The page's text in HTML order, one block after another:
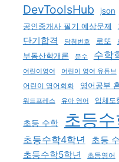
DevToolsHub json
공인중개사 필기 예상문제
단기합격 당첨번호 로또
부동산학개론
분수 수학
어린이영어 어린이 영어 유튜브
어린이 영어회화 영어공부
워드프레스 유아 영어 입체도
초등 수학 초등
초등수학4학년
초등
초등수학5학년
초등영어